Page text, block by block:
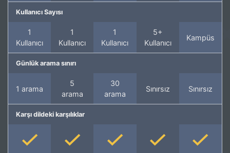
Kullanıcı Sayısı
1
Kullanıcı
1
Kullanıcı
1
Kullanıcı
5+
Kullanıcı
Kampüs
Günlük arama sınırı
1 arama
5
arama
30
arama
Sınırsız Sınırsız
Karşı dildeki karşılıklar